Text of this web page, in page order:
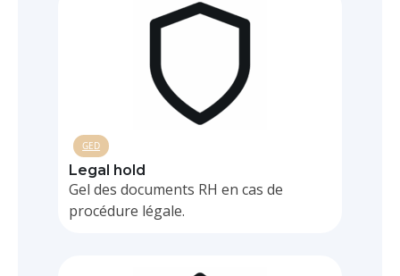
GED
Legal hold
Gel des documents RH en cas de
procédure légale.